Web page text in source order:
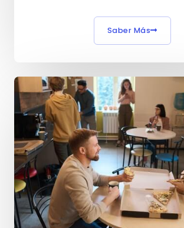
Saber Más